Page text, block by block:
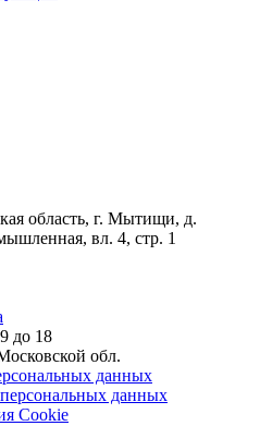
область, г. Мытищи, д.
вл. 4, стр. 1
до 18
обл.
данных
данных
Cookie